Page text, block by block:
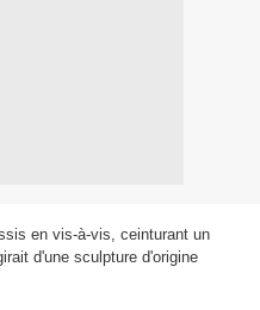
en vis-à-vis, ceinturant un
d'une sculpture d'origine